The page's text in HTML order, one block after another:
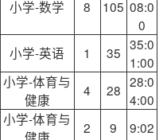
小学-数学 8 105 08:0
0
小学-英语 1 35 35:0
1:00
小学-体育与
健康
4 28 28:0
4:00
小学-体育与
2 9 9:02